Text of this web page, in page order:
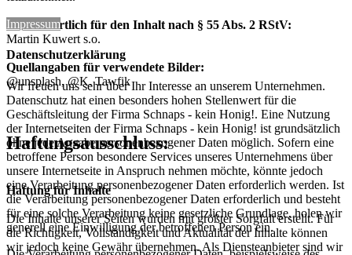
Verantwortlich für den Inhalt nach § 55 Abs. 2 RStV:
Martin Kuwert s.o.
Quellangaben für verwendete Bilder:
@unsplash, @K. Tawfik
Haftungsausschluss:
Haftung für Inhalte
Die Inhalte unserer Seiten wurden mit größter Sorgfalt erstellt. Für
die Richtigkeit, Vollständigkeit und Aktualität der Inhalte können
wir jedoch keine Gewähr übernehmen. Als Diensteanbieter sind wir
Impressum
Datenschutzerklärung
Wir freuen uns sehr über Ihr Interesse an unserem Unternehmen.
Datenschutz hat einen besonders hohen Stellenwert für die
Geschäftsleitung der Firma Schnaps - kein Honig!. Eine Nutzung
der Internetseiten der Firma Schnaps - kein Honig! ist grundsätzlich
ohne jede Angabe personenbezogener Daten möglich. Sofern eine
betroffene Person besondere Services unseres Unternehmens über
unsere Internetseite in Anspruch nehmen möchte, könnte jedoch
eine Verarbeitung personenbezogener Daten erforderlich werden. Ist
die Verarbeitung personenbezogener Daten erforderlich und besteht
für eine solche Verarbeitung keine gesetzliche Grundlage, holen wir
generell eine Einwilligung der betroffenen Person ein.